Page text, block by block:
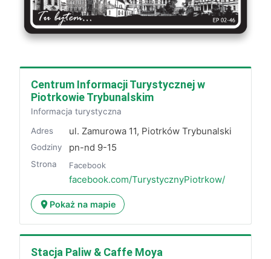
Centrum Informacji Turystycznej w
Piotrkowie Trybunalskim
Informacja turystyczna
Adres ul. Zamurowa 11, Piotrków Trybunalski
Godziny pn-nd 9-15
Strona Facebook
facebook.com/TurystycznyPiotrkow/
Pokaż na mapie
Stacja Paliw & Caffe Moya